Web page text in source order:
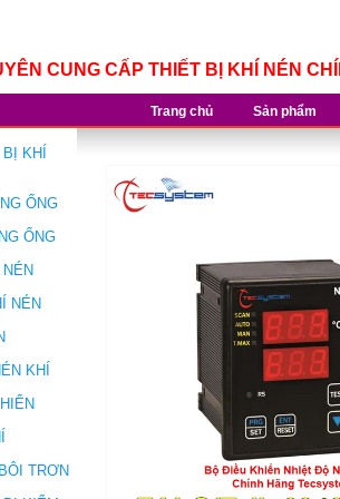
CUNG CẤP THIẾT BỊ KHÍ NÉN
Trang chủ Sản phẩm
KHÍ
ỐNG
ỐNG
NÉN
KHÍ
TRƠN